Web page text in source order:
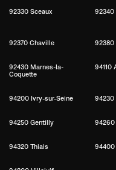
92330 Sceaux 92340
92370 Chaville 92380
92430 Marnes-la-
Coquette
94110
94200 Ivry-sur-Seine 94230
94250 Gentilly 94260
94320 Thiais 94400